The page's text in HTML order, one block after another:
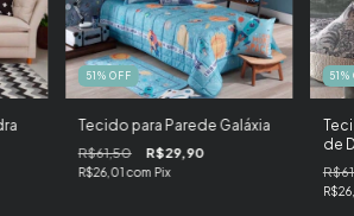
51 % OFF
Tecido para Parede Galáxia
R$61,50 R$29,90
R$26,01com Pix
51%
de